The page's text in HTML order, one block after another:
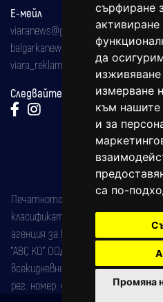
сърфиране
активиране
да
измерване
към нашите
и за
са по-
Промяна
Е-мейл
viaranews@gmail.com
balgarkanews@gmail.com
viara_reklama@mail.bg
Следвайте ни:
Печатното издание на вестника е
класификатор на печатните
агенция за ISSN) под номер: ISSN
"АВС КО" ООД е притежател на
всекидневник на югозападна
рег. номер: 47857/11.05.2004 година.